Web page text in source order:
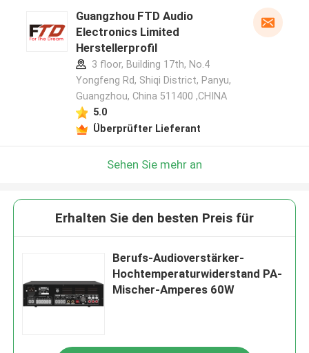
Guangzhou FTD Audio
Electronics Limited
Herstellerprofil
3 floor, Building 17th, No.4
Yongfeng Rd, Shiqi District, Panyu,
Guangzhou, China 511400 ,CHINA
5.0
Überprüfter Lieferant
Sehen Sie mehr an
Erhalten Sie den besten Preis für
Berufs-Audioverstärker-
Hochtemperaturwiderstand PA-
Mischer-Amperes 60W